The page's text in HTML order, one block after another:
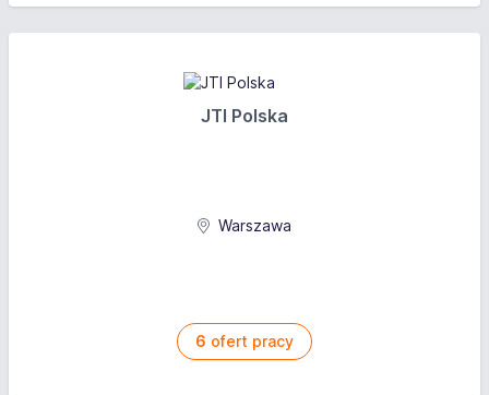
JTI Polska
Warszawa
6 ofert pracy